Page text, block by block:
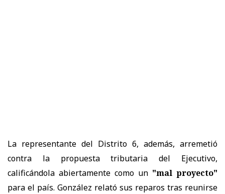
La representante del Distrito 6, además, arremetió
contra la propuesta tributaria del Ejecutivo,
calificándola abiertamente como un "mal proyecto"
para el país. González relató sus reparos tras reunirse